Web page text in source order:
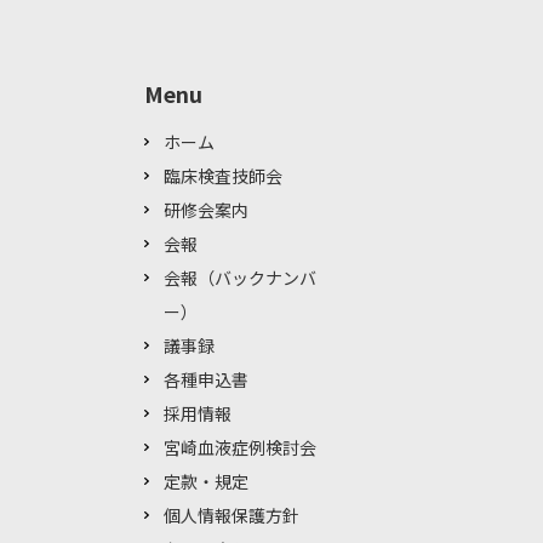
Menu
ホーム
臨床検査技師会
研修会案内
会報
会報（バックナンバ
ー）
議事録
各種申込書
採用情報
宮崎血液症例検討会
定款・規定
個人情報保護方針